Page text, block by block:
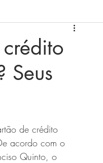
tendências
Seus
de crédito
acordo com o
Quinto, o